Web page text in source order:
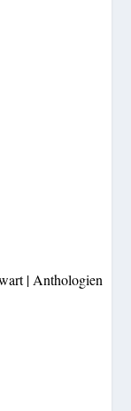
| Anthologien